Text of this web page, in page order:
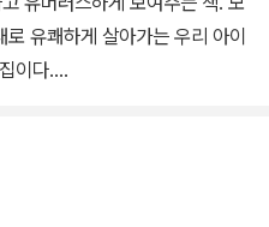
유쾌하게 살아가는 우리 아이
이다.
뿐임을 일깨운다. 표제작 '멀쩡
가 수록되어 있다.